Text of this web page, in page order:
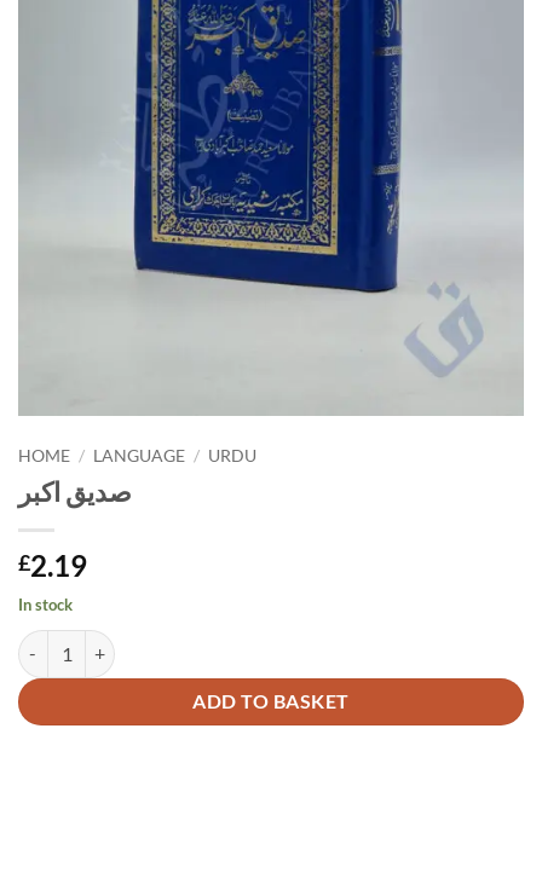
HOME / LANGUAGE / URDU
صدیق اکبر
£2.19
In stock
صدیق اکبر quantity
ADD TO BASKET
Alternative: